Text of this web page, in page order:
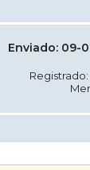
Enviado: 09-
Registrado: